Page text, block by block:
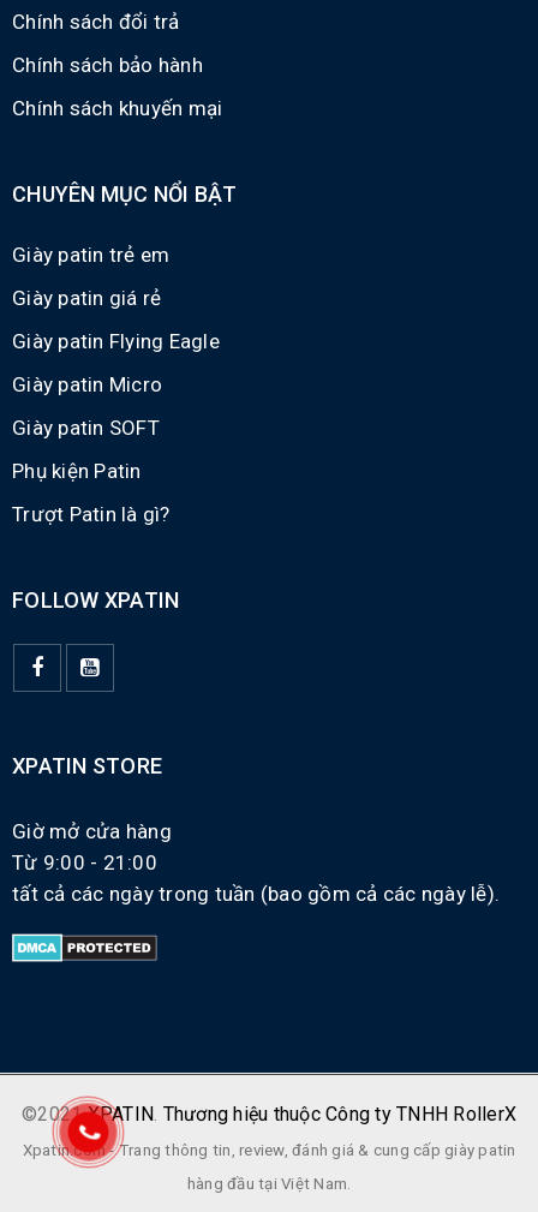
Chính sách đổi trả
Chính sách bảo hành
Chính sách khuyến mại
CHUYÊN MỤC NỔI BẬT
Giày patin trẻ em
Giày patin giá rẻ
Giày patin Flying Eagle
Giày patin Micro
Giày patin SOFT
Phụ kiện Patin
Trượt Patin là gì?
FOLLOW XPATIN
XPATIN STORE
Giờ mở cửa hàng
Từ 9:00 - 21:00
tất cả các ngày trong tuần (bao gồm cả các ngày lễ).
©2021XPATIN. Thương hiệu thuộc Công ty TNHH RollerX
Xpatin.com - Trang thông tin, review, đánh giá & cung cấp giày patin
hàng đầu tại Việt Nam.